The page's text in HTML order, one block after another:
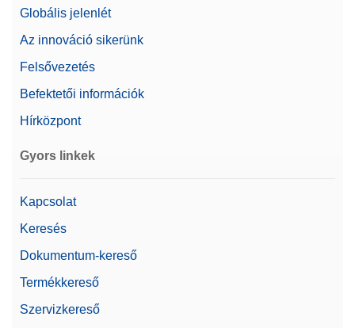
Globális jelenlét
Az innováció sikerünk
Felsővezetés
Befektetői információk
Hírközpont
Gyors linkek
Kapcsolat
Keresés
Dokumentum-kereső
Termékkereső
Szervizkereső